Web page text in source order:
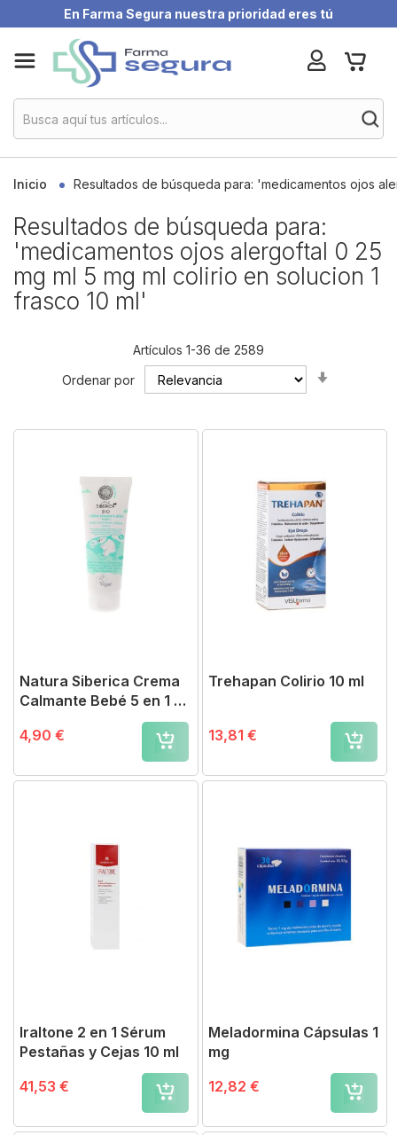
En Farma Segura nuestra prioridad eres tú
to
Content
My
Inicio Resultados de búsqueda para: 'medicamentos ojos
Resultados de búsqueda para:
'medicamentos ojos alergoftal 0 25
mg ml 5 mg ml colirio en solucion 1
frasco 10 ml'
Artículos 1-36 de 2589
Ordenar por
Natura Siberica Crema
Calmante Bebé 5 en 1 75
4,90 €
Trehapan Colirio 10 ml
13,81 €
Iraltone 2 en 1 Sérum
Pestañas y Cejas 10 ml
41,53 €
Meladormina Cápsulas 1
mg
12,82 €